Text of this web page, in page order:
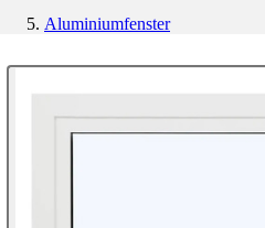
Aluminiumfenster